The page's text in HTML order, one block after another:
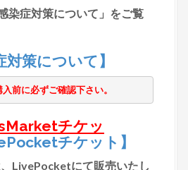
染症対策について」をご覧
対策について】
チケッ
チケット】
LivePocketにて販売いたし